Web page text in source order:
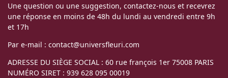
Une question ou une suggestion, contactez-nous et recevrez
une réponse en moins de 48h du lundi au vendredi entre 9h
et 17h
Par e-mail : contact@universfleuri.com
ADRESSE DU SIÈGE SOCIAL : 60 rue françois 1er 75008 PARIS
NUMÉRO SIRET : 939 628 095 00019